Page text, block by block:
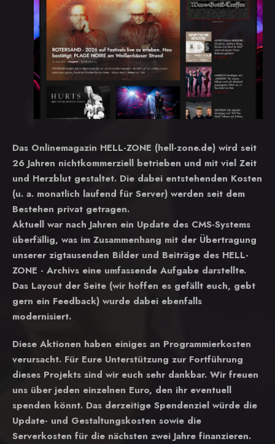
Das Onlinemagazin HELL-ZONE (hell-zone.de) wird seit
26 Jahren nichtkommerziell betrieben und mit viel Zeit
und Herzblut gestaltet. Die dabei entstehenden Kosten
(u. a. monatlich laufend für Server) werden seit dem
Bestehen privat getragen.
Aktuell war nach Jahren ein Update des CMS-Systems
überfällig, was im Zusammenhang mit der Übertragung
unserer zigtausenden Bilder und Beiträge des HELL-
ZONE - Archivs eine umfassende Aufgabe darstellte.
Das Layout der Seite (wir hoffen es gefällt euch, gebt
gern ein Feedback) wurde dabei ebenfalls
modernisiert.
Diese Aktionen haben einiges an Programmierkosten
verursacht. Für Eure Unterstützung zur Fortführung
dieses Projekts sind wir euch sehr dankbar. Wir freuen
uns über jeden einzelnen Euro, den ihr eventuell
spenden könnt. Das derzeitige Spendenziel würde die
Update- und Gestaltungskosten sowie die
Serverkosten für die nächsten zwei Jahre finanzieren.